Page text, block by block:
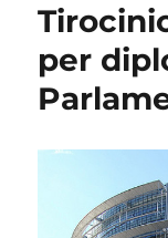
per